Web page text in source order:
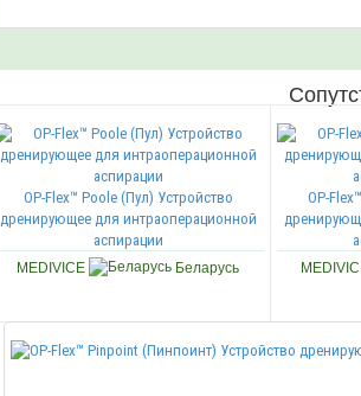
OP-Flex™ Poole (Пул) Устройство
дренирующее для интраоперационной
аспирации
MEDIVICE Беларусь
OP-